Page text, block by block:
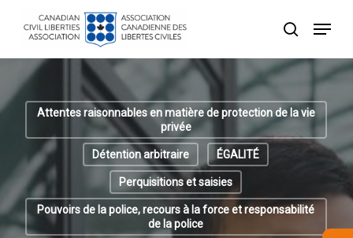
content
recherche
Menu
Attentes raisonnables en matière de protection de la vie
privée
Détention arbitraire ÉGALITÉ
Perquisitions et saisies
Pouvoirs de la police, recours à la force et responsabilité
de la police
Menu